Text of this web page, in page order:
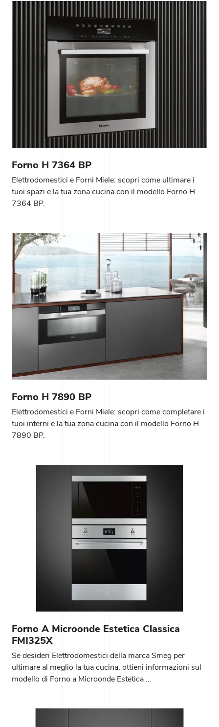
Forno H 7364 BP
Elettrodomestici e Forni Miele: scopri come ultimare i
tuoi spazi e la tua zona cucina con il modello Forno H
7364 BP.
Forno H 7890 BP
Elettrodomestici e Forni Miele: scopri come completare i
tuoi interni e la tua zona cucina con il modello Forno H
7890 BP.
Forno A Microonde Estetica Classica
FMI325X
Se desideri Elettrodomestici della marca Smeg per
ultimare al meglio la tua cucina, ottieni informazioni sul
modello di Forno a Microonde Estetica ...